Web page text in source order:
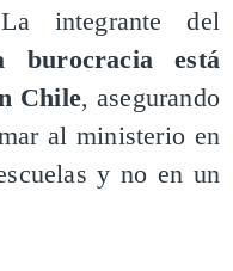
integrante del
burocracia está
Chile, asegurando
al ministerio en
y no en un